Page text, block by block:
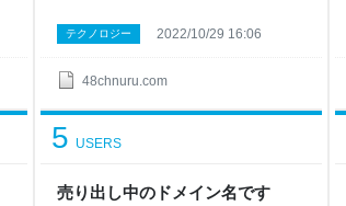
48chnuru.com
テクノロジー 2022/10/29 16:06
売り出し中のドメイン名です
5 USERS